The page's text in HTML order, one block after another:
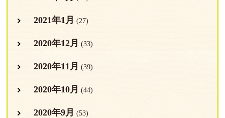
2021年1月 (27)
2020年12月 (33)
2020年11月 (39)
2020年10月 (44)
2020年9月 (53)